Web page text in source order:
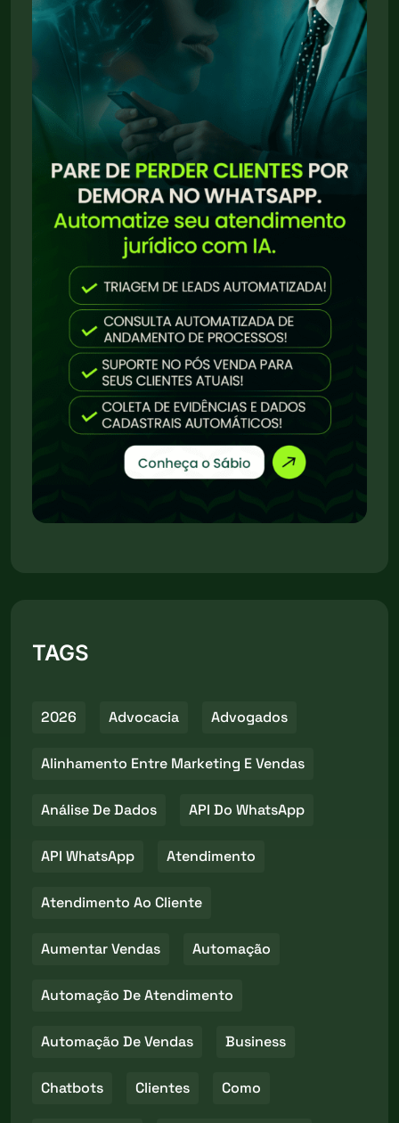
TAGS
2026 Advocacia Advogados
Alinhamento Entre Marketing E Vendas
Análise De Dados API Do WhatsApp
API WhatsApp Atendimento
Atendimento Ao Cliente
Aumentar Vendas Automação
Automação De Atendimento
Automação De Vendas Business
Chatbots Clientes Como